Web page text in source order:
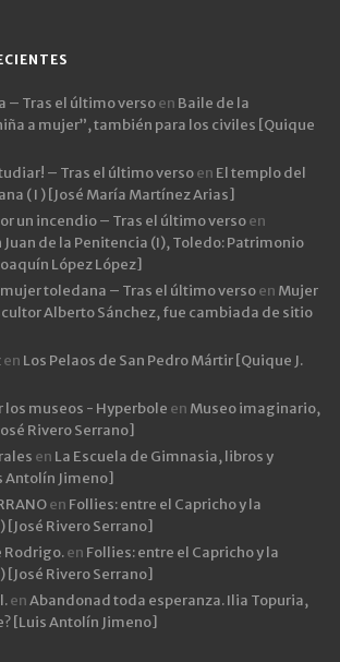
– Tras el último versoen Baile de la
a mujer”, también para los civiles [Quique
– Tras el último versoen El templo del
( I ) [José María Martínez Arias]
un incendio – Tras el último versoen
Juan de la Penitencia (I), Toledo: Patrimonio
López López]
toledana – Tras el último versoen Mujer
Alberto Sánchez, fue cambiada de sitio
en Los Pelaos de San Pedro Mártir [Quique J.
los museos - Hyperbole en Museo imaginario,
Rivero Serrano]
en La Escuela de Gimnasia, libros y
Antolín Jimeno]
en Follies: entre el Capricho y la
[José Rivero Serrano]
Rodrigo.en Follies: entre el Capricho y la
[José Rivero Serrano]
enAbandonad toda esperanza. Ilia Topuria,
[Luis Antolín Jimeno]